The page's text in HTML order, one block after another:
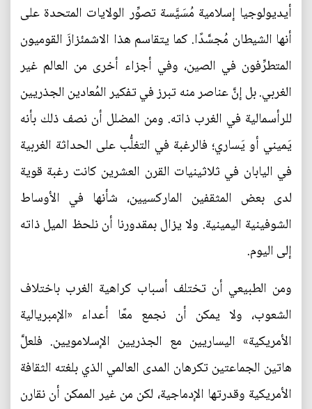
أيديولوجيا إسلامية مُسَيَّسة تصوِّر الولايات المتحدة على
أنها الشيطان مُجسَّدًا. كما يتقاسم هذا الاشمئزازَ القوميون
المتطرِّفون في الصين، وفي أجزاء أخرى من العالم غير
الغربي. بل إنَّ عناصر منه تبرز في تفكير المُعادين الجذريين
للرأسمالية في الغرب ذاته. ومن المضلل أن نصف ذلك بأنه
يَميني أو يَساري؛ فالرغبة في التغلُّب على الحداثة الغربية
في اليابان في ثلاثينيات القرن العشرين كانت رغبة قوية
لدى بعض المثقفين الماركسيين، شأنها في الأوساط
الشوفينية اليمينية. ولا يزال بمقدورنا أن نلحظ الميل ذاته
إلى اليوم.
ومن الطبيعي أن تختلف أسباب كراهية الغرب باختلاف
الشعوب، ولا يمكن أن نجمع معًا أعداء «الإمبريالية
الأمريكية» اليساريين مع الجذريين الإسلامويين. فلعلَّ
هاتين الجماعتين تكرهان المدى العالمي الذي بلغته الثقافة
الأمريكية وقدرتها الإدماجية، لكن من غير الممكن أن نقارن